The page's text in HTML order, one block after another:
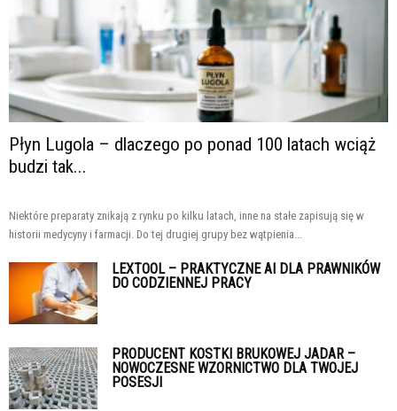
Płyn Lugola – dlaczego po ponad 100 latach wciąż
budzi tak...
Niektóre preparaty znikają z rynku po kilku latach, inne na stałe zapisują się w
historii medycyny i farmacji. Do tej drugiej grupy bez wątpienia...
LEXTOOL – PRAKTYCZNE AI DLA PRAWNIKÓW
DO CODZIENNEJ PRACY
PRODUCENT KOSTKI BRUKOWEJ JADAR –
NOWOCZESNE WZORNICTWO DLA TWOJEJ
POSESJI